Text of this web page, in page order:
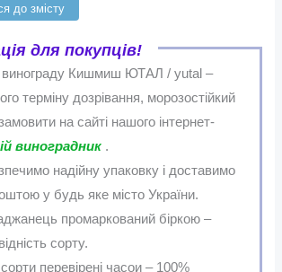
до змісту
для покупців!
винограду Кишмиш ЮТАЛ / yutal –
терміну дозрівання, морозостійкий
на сайті нашого інтернет-
виноградник .
надійну упаковку і доставимо
у будь яке місто України.
промаркований біркою –
сорту.
перевірені часои – 100%